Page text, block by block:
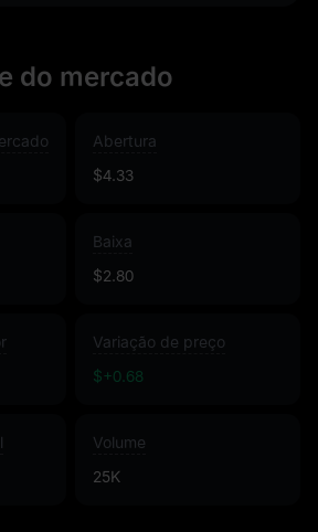
do mercado
Abertura
$4.33
Baixa
$2.80
Variação de preço
$+0.68
Volume
25K